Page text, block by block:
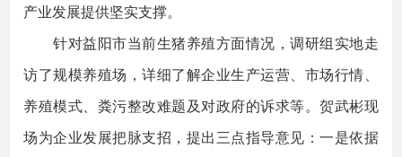
产业发展提供坚实支撑。
针对益阳市当前生猪养殖方面情况，调研组实地走
访了规模养殖场，详细了解企业生产运营、市场行情、
养殖模式、粪污整改难题及对政府的诉求等。贺武彬现
场为企业发展把脉支招，提出三点指导意见：一是依据